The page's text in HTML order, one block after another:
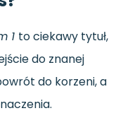
1 to ciekawy tytuł,
do znanej
do korzeni, a